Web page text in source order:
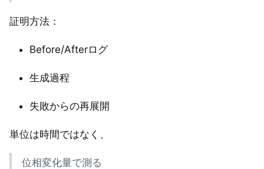
証明方法：
Before/Afterログ
生成過程
失敗からの再展開
単位は時間ではなく、
位相変化量で測る